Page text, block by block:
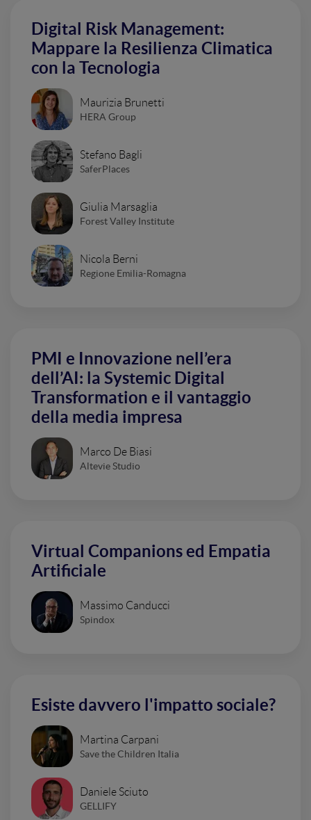
Digital Risk Management:
Mappare la Resilienza Climatica
con la Tecnologia
Maurizia Brunetti
HERA Group
Stefano Bagli
SaferPlaces
Giulia Marsaglia
Forest Valley Institute
Nicola Berni
Regione Emilia-Romagna
PMI e Innovazione nell’era
dell’AI: la Systemic Digital
Transformation e il vantaggio
della media impresa
Marco De Biasi
Altevie Studio
Virtual Companions ed Empatia
Artificiale
Massimo Canducci
Spindox
Esiste davvero l'impatto sociale?
Martina Carpani
Save the Children Italia
Daniele Sciuto
GELLIFY